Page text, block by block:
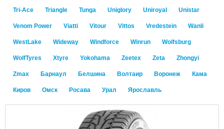
Tri-Ace Triangle Tunga Uniglory Uniroyal Unistar
Venom Power Viatti Vitour Vittos Vredestein Wanli
WestLake Wideway Windforce Winrun Wolfsburg
WolfTyres Xtyre Yokohama Zeetex Zeta Zhongyi
Zmax Барнаул Белшина Волтаир Воронеж Кама
Киров Омск Росава Урал Ярославль